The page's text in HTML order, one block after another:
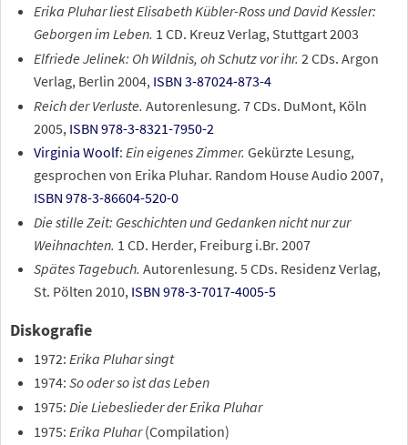
Erika Pluhar liest Elisabeth Kübler-Ross und David Kessler:
Geborgen im Leben. 1 CD. Kreuz Verlag, Stuttgart 2003
Elfriede Jelinek: Oh Wildnis, oh Schutz vor ihr. 2 CDs. Argon
Verlag, Berlin 2004, ISBN 3-87024-873-4
Reich der Verluste. Autorenlesung. 7 CDs. DuMont, Köln
2005, ISBN 978-3-8321-7950-2
Virginia Woolf: Ein eigenes Zimmer. Gekürzte Lesung,
gesprochen von Erika Pluhar. Random House Audio 2007,
ISBN 978-3-86604-520-0
Die stille Zeit: Geschichten und Gedanken nicht nur zur
Weihnachten. 1 CD. Herder, Freiburg i.Br. 2007
Spätes Tagebuch. Autorenlesung. 5 CDs. Residenz Verlag,
St. Pölten 2010, ISBN 978-3-7017-4005-5
Diskografie
1972: Erika Pluhar singt
1974: So oder so ist das Leben
1975: Die Liebeslieder der Erika Pluhar
1975: Erika Pluhar(Compilation)